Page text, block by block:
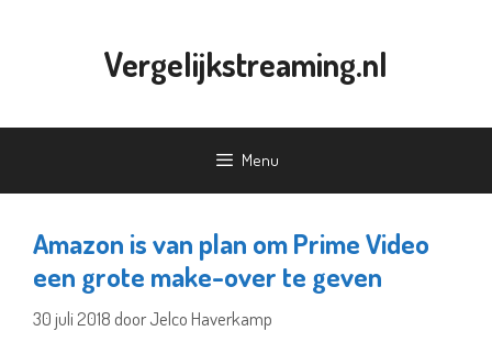
Vergelijkstreaming.nl
Menu
Amazon is van plan om Prime Video
een grote make-over te geven
30 juli 2018 doorJelco Haverkamp